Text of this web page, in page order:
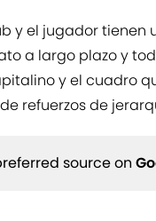
y el jugador
a largo plazo y
y el cuadro
refuerzos de
source on